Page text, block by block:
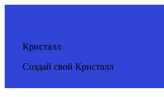
Кристалл
Создай свой Кристалл